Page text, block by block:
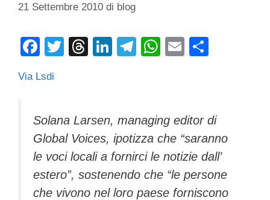
21 Settembre 2010 di blog
F
c
b
o
o
k
T
T
d
s
Li
dI
n
T
a
m
W
A
p
p
E
vi
di
Via Lsdi
Solana Larsen, managing editor di
Global Voices, ipotizza che “saranno
le voci locali a fornirci le notizie dall’
estero”, sostenendo che “le persone
che vivono nel loro paese forniscono